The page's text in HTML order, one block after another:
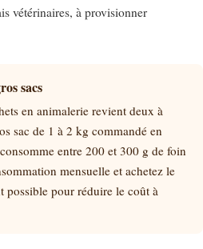
vétérinaires, à provisionner
sacs
en animalerie revient deux à
sac de 1 à 2 kg commandé en
entre 200 et 300 g de foin
mensuelle et achetez le
possible pour réduire le coût à